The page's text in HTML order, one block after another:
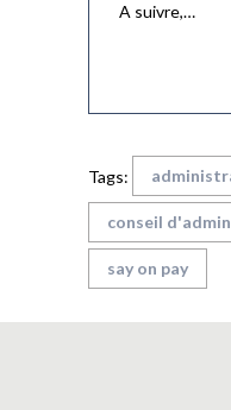
A suivre,…
Tags:
conseil
say on pay